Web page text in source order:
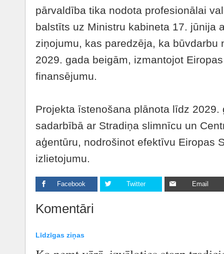
pārvaldība tika nodota profesionālai
balstīts uz Ministru kabineta 17. jūnija
ziņojumu, kas paredzēja, ka būvdarbu
2029. gada beigām, izmantojot
finansējumu.
Projekta īstenošana plānota līdz 2029.
sadarbībā ar Stradiņa slimnīcu un
aģentūru, nodrošinot efektīvu Eiropas
izlietojumu.
Facebook Twitter Email
Komentāri
Līdzīgas ziņas